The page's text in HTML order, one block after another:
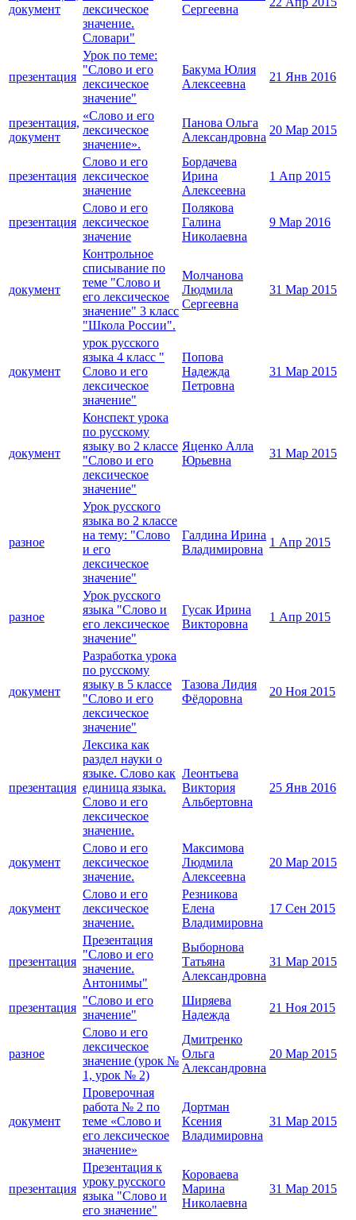
документ
лексическое
значение.
Словари"
Сергеевна
презентация
Урок по теме:
"Слово и его
лексическое
значение"
Бакума Юлия
Алексеевна
21 Янв 2016
презентация,
документ
«Слово и его
лексическое
значение».
Панова Ольга
Александровна
20 Мар 2015
презентация
Слово и его
лексическое
значение
Бордачева
Ирина
Алексеевна
1 Апр 2015
презентация
Слово и его
лексическое
значение
Полякова
Галина
Николаевна
9 Мар 2016
документ
Контрольное
списывание по
теме "Слово и
его лексическое
значение" 3 класс
"Школа России".
Молчанова
Людмила
Сергеевна
31 Мар 2015
документ
урок русского
языка 4 класс "
Слово и его
лексическое
значение"
Попова
Надежда
Петровна
31 Мар 2015
документ
Конспект урока
по русскому
языку во 2 классе
"Слово и его
лексическое
значение"
Яценко Алла
Юрьевна
31 Мар 2015
разное
Урок русского
языка во 2 классе
на тему: "Слово
и его
лексическое
значение"
Галдина Ирина
Владимировна
1 Апр 2015
разное
Урок русского
языка "Слово и
его лексическое
значение"
Гусак Ирина
Викторовна
1 Апр 2015
документ
Разработка урока
по русскому
языку в 5 классе
"Слово и его
лексическое
значение"
Тазова Лидия
Фёдоровна
20 Ноя 2015
презентация
Лексика как
раздел науки о
языке. Слово как
единица языка.
Слово и его
лексическое
значение.
Леонтьева
Виктория
Альбертовна
25 Янв 2016
документ
Слово и его
лексическое
значение.
Максимова
Людмила
Алексеевна
20 Мар 2015
документ
Слово и его
лексическое
значение.
Резникова
Елена
Владимировна
17 Сен 2015
презентация
Презентация
"Слово и его
значение.
Антонимы"
Выборнова
Татьяна
Александровна
31 Мар 2015
презентация
"Слово и его
значение"
Ширяева
Надежда
21 Ноя 2015
разное
Слово и его
лексическое
значение (урок №
1, урок № 2)
Дмитренко
Ольга
Александровна
20 Мар 2015
документ
Проверочная
работа № 2 по
теме «Слово и
его лексическое
значение»
Дортман
Ксения
Владимировна
31 Мар 2015
презентация
Презентация к
уроку русского
языка "Слово и
его значение"
Короваева
Марина
Николаевна
31 Мар 2015